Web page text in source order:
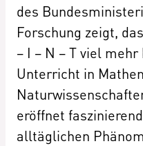
des
Forschung zeigt,
– I – N – T viel
Unterricht in
eröffnet
alltäglichen